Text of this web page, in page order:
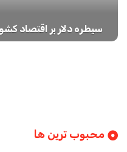
سیطره دلار بر اقتصاد
محبوب ترین ها